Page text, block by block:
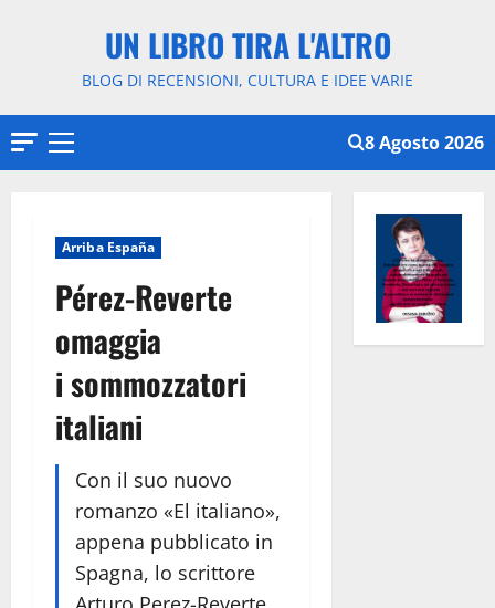
UN LIBRO TIRA L'ALTRO
BLOG DI RECENSIONI, CULTURA E IDEE VARIE
Menu
8 Agosto 2026
Arriba España
Pérez-Reverte
omaggia
i sommozzatori
italiani
Con il suo nuovo
romanzo «El italiano»,
appena pubblicato in
Spagna, lo scrittore